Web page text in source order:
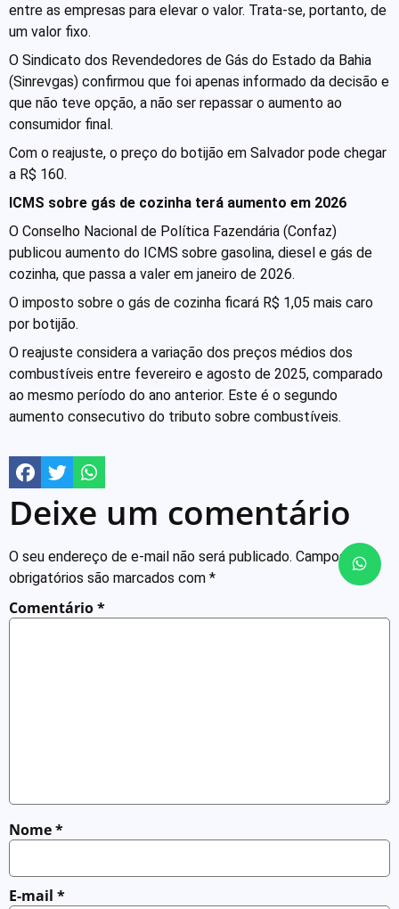
entre as empresas para elevar o valor. Trata-se, portanto, de
um valor fixo.
O Sindicato dos Revendedores de Gás do Estado da Bahia
(Sinrevgas) confirmou que foi apenas informado da decisão e
que não teve opção, a não ser repassar o aumento ao
consumidor final.
Com o reajuste, o preço do botijão em Salvador pode chegar
a R$ 160.
ICMS sobre gás de cozinha terá aumento em 2026
O Conselho Nacional de Política Fazendária (Confaz)
publicou aumento do ICMS sobre gasolina, diesel e gás de
cozinha, que passa a valer em janeiro de 2026.
O imposto sobre o gás de cozinha ficará R$ 1,05 mais caro
por botijão.
O reajuste considera a variação dos preços médios dos
combustíveis entre fevereiro e agosto de 2025, comparado
ao mesmo período do ano anterior. Este é o segundo
aumento consecutivo do tributo sobre combustíveis.
Deixe um comentário
O seu endereço de e-mail não será publicado. Campos
obrigatórios são marcados com *
Comentário*
Nome*
E-mail *